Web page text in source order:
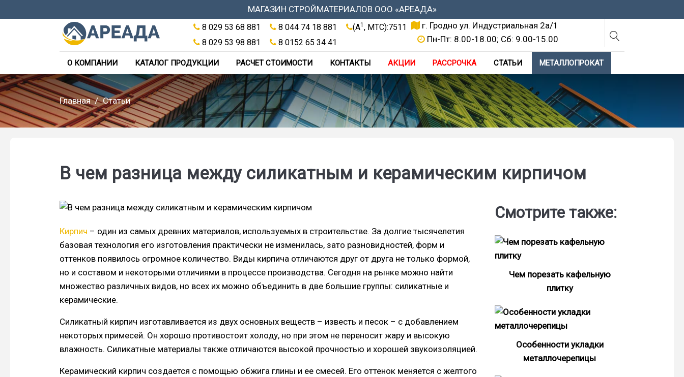
МАГАЗИН СТРОЙМАТЕРИАЛОВ ООО «АРЕАДА»
8 029 53 68 881
8 029 53 98 881
8 044 74 18 881
8 0152 65 34 41
(A1 , МТС):7511
г. Гродно ул. Индустриальная 2а/1
Пн-Пт: 8.00-18.00; Cб: 9.00-15.00
О КОМПАНИИ КАТАЛОГ ПРОДУКЦИИ РАСЧЕТ СТОИМОСТИ КОНТАКТЫ АКЦИИ РАССРОЧКА СТАТЬИ МЕТАЛЛОПРОКАТ
Главная Статьи
В чем разница между силикатным и керамическим кирпичом
Кирпич – один из самых древних материалов, используемых в строительстве. За долгие тысячелетия
базовая технология его изготовления практически не изменилась, зато разновидностей, форм и
оттенков появилось огромное количество. Виды кирпича отличаются друг от друга не только формой,
но и составом и некоторыми отличиями в процессе производства. Сегодня на рынке можно найти
множество различных видов, но всех их можно объединить в две большие группы: силикатные и
керамические.
Силикатный кирпич изготавливается из двух основных веществ – известь и песок – с добавлением
некоторых примесей. Он хорошо противостоит холоду, но при этом не переносит жару и высокую
влажность. Силикатные материалы также отличаются высокой прочностью и хорошей звукоизоляцией.
Керамический кирпич создается с помощью обжига глины и ее смесей. Его оттенок меняется с желтого
Смотрите также:
Чем порезать кафельную
плитку
Особенности укладки
металлочерепицы